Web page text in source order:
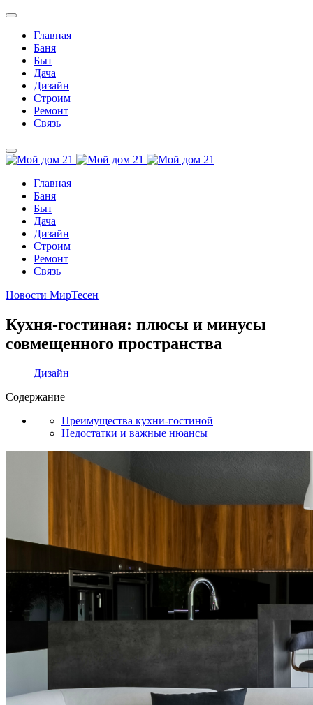
Главная
Баня
Быт
Дача
Дизайн
Строим
Ремонт
Связь
Главная
Баня
Быт
Дача
Дизайн
Строим
Ремонт
Связь
Новости МирТесен
Кухня-гостиная: плюсы и минусы
совмещенного пространства
Дизайн
Содержание
Преимущества кухни-гостиной
Недостатки и важные нюансы